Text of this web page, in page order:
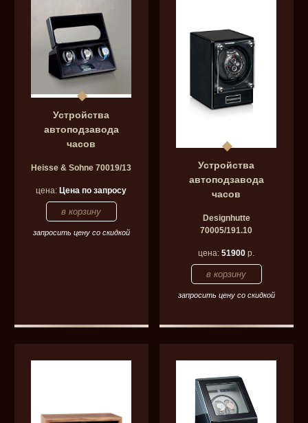
Устройства
автоподзавода
часов
Heisse & Sohne 70019/13
цена:Цена по запросу
запросить цену со скидкой
Устройства
автоподзавода
часов
Designhutte
70005/191.10
цена:51900 р.
запросить цену со скидкой